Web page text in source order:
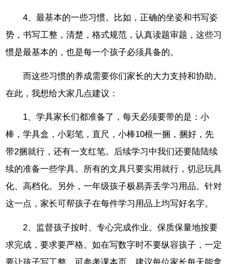
4、最基本的一些习惯。比如，正确的坐姿和书写姿
势，书写工整，清楚，格式规范，认真读题审题，这些习
惯是最基本的，也是每一个孩子必须具备的。
而这些习惯的养成需要你们家长的大力支持和协助。
在此，我想给大家几点建议：
1、学具家长们都准备了，每天必须要带的是：小
棒，学具盒，小彩笔，直尺，小棒10根一捆，捆好，先
带2捆就行，还有一支红笔。后续学习中我们还要陆陆续
续的准备一些学具。所有的文具只要实用就行，切忌玩具
化、高档化。另外，一年级孩子极易弄丢学习用品。针对
这一点，家长可帮孩子在每件学习用品上均写好名字。
2、监督孩子按时、专心完成作业。保质保量地按要
求完成，要求要严格。如在写数字时不要纵容孩子，一定